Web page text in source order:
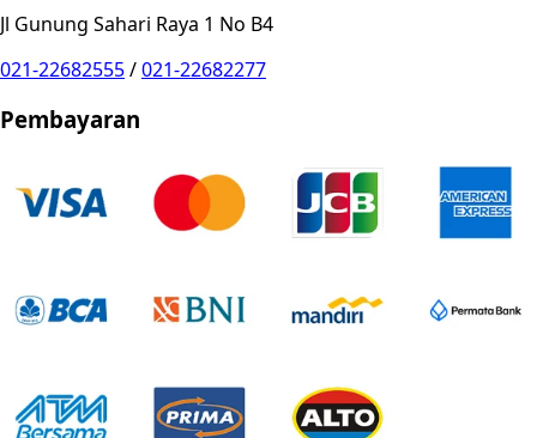
Jl Gunung Sahari Raya 1 No B4
021-22682555/021-22682277
Pembayaran